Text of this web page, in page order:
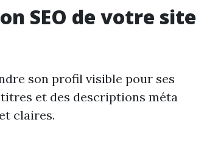
SEO de votre site
son profil visible pour ses
et des descriptions méta
claires.